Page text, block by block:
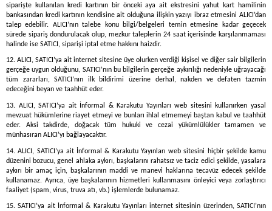
siparişte kullanılan kredi kartının bir önceki aya ait ekstresini yahut kart hamilinin
bankasından kredi kartının kendisine ait olduğuna ilişkin yazıyı ibraz etmesini ALICI’dan
talep edebilir. ALICI’nın talebe konu bilgi/belgeleri temin etmesine kadar geçecek
sürede sipariş dondurulacak olup, mezkur taleplerin 24 saat içerisinde karşılanmaması
halinde ise SATICI, siparişi iptal etme hakkını haizdir.
12. ALICI, SATICI’ya ait internet sitesine üye olurken verdiği kişisel ve diğer sair bilgilerin
gerçeğe uygun olduğunu, SATICI’nın bu bilgilerin gerçeğe aykırılığı nedeniyle uğrayacağı
tüm zararları, SATICI’nın ilk bildirimi üzerine derhal, nakden ve defaten tazmin
edeceğini beyan ve taahhüt eder.
13. ALICI, SATICI’ya ait İnformal & Karakutu Yayınları web sitesini kullanırken yasal
mevzuat hükümlerine riayet etmeyi ve bunları ihlal etmemeyi baştan kabul ve taahhüt
eder. Aksi takdirde, doğacak tüm hukuki ve cezai yükümlülükler tamamen ve
münhasıran ALICI’yı bağlayacaktır.
14. ALICI, SATICI’ya ait İnformal & Karakutu Yayınları web sitesini hiçbir şekilde kamu
düzenini bozucu, genel ahlaka aykırı, başkalarını rahatsız ve taciz edici şekilde, yasalara
aykırı bir amaç için, başkalarının maddi ve manevi haklarına tecavüz edecek şekilde
kullanamaz. Ayrıca, üye başkalarının hizmetleri kullanmasını önleyici veya zorlaştırıcı
faaliyet (spam, virus, truva atı, vb.) işlemlerde bulunamaz.
15. SATICI’ya ait İnformal & Karakutu Yayınları internet sitesinin üzerinden, SATICI’nın